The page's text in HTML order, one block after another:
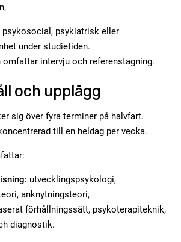
psykiatrisk eller
under studietiden.
omfattar intervju och referenstagning.
och upplägg
sig över fyra terminer på halvfart.
till en heldag per vecka.
utvecklingspsykologi,
anknytningsteori,
förhållningssätt, psykoterapiteknik,
diagnostik.